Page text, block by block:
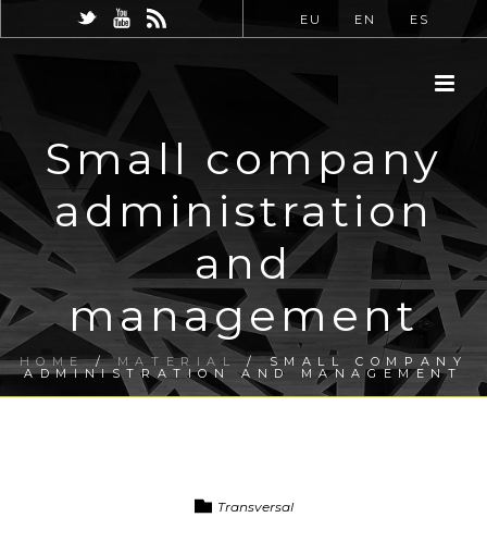
EU EN ES
Small company
administration
and
management
HOME/ MATERIAL / SMALL COMPANY
ADMINISTRATION AND MANAGEMENT
Transversal